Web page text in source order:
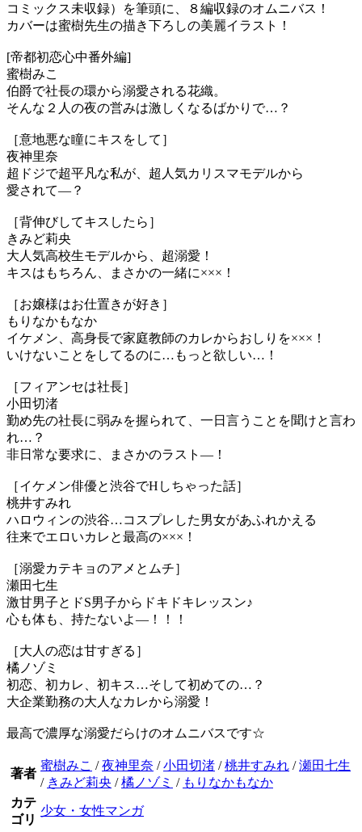
コミックス未収録）を筆頭に、８編収録のオムニバス！
カバーは蜜樹先生の描き下ろしの美麗イラスト！
[帝都初恋心中番外編]
蜜樹みこ
伯爵で社長の環から溺愛される花織。
そんな２人の夜の営みは激しくなるばかりで…？
［意地悪な瞳にキスをして］
夜神里奈
超ドジで超平凡な私が、超人気カリスマモデルから
愛されて―？
［背伸びしてキスしたら］
きみど莉央
大人気高校生モデルから、超溺愛！
キスはもちろん、まさかの一緒に×××！
［お嬢様はお仕置きが好き］
もりなかもなか
イケメン、高身長で家庭教師のカレからおしりを×××！
いけないことをしてるのに…もっと欲しい…！
［フィアンセは社長］
小田切渚
勤め先の社長に弱みを握られて、一日言うことを聞けと言わ
れ…？
非日常な要求に、まさかのラスト―！
［イケメン俳優と渋谷でHしちゃった話］
桃井すみれ
ハロウィンの渋谷…コスプレした男女があふれかえる
往来でエロいカレと最高の×××！
［溺愛カテキョのアメとムチ］
瀬田七生
激甘男子とドS男子からドキドキレッスン♪
心も体も、持たないよ―！！！
［大人の恋は甘すぎる］
橘ノゾミ
初恋、初カレ、初キス…そして初めての…？
大企業勤務の大人なカレから溺愛！
最高で濃厚な溺愛だらけのオムニバスです☆
著者
蜜樹みこ /夜神里奈 /小田切渚 /桃井すみれ /瀬田七生
/ きみど莉央 /橘ノゾミ / もりなかもなか
カテ
ゴリ
少女・女性マンガ